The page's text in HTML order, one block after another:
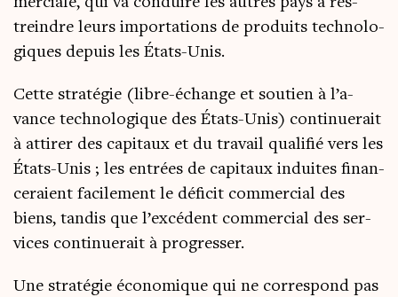
treindre leurs impor­ta­tions de pro­duits tech­no­lo­
giques depuis les États-Unis.
Cette stra­té­gie (libre-échange et sou­tien à l’a­
vance tech­no­lo­gique des États-Unis) conti­nue­rait
à atti­rer des capi­taux et du tra­vail qua­li­fié vers les
États-Unis ; les entrées de capi­taux induites finan­
ce­raient faci­le­ment le défi­cit com­mer­cial des
biens, tan­dis que l’ex­cé­dent com­mer­cial des ser­
vices conti­nue­rait à progresser.
Une stra­té­gie éco­no­mique qui ne cor­res­pond pas